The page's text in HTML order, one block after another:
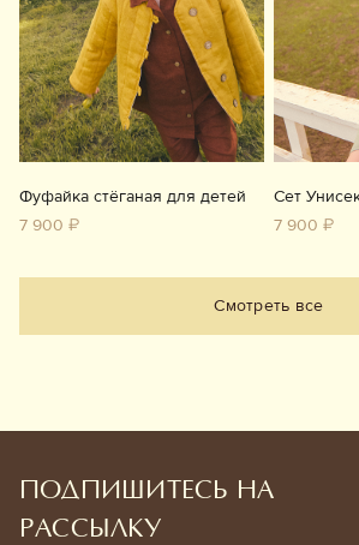
Фуфайка стёганая для детей
7 900 ₽
Сет
7 900 ₽
Смотреть все
ПОДПИШИТЕСЬ НА
РАССЫЛКУ